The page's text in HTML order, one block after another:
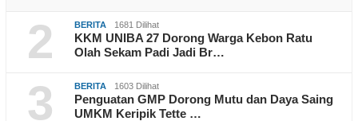
2 BERITA 1681 Dilihat
KKM UNIBA 27 Dorong Warga Kebon Ratu
Olah Sekam Padi Jadi Br…
3 BERITA 1603 Dilihat
Penguatan GMP Dorong Mutu dan Daya Saing
UMKM Keripik Tette …